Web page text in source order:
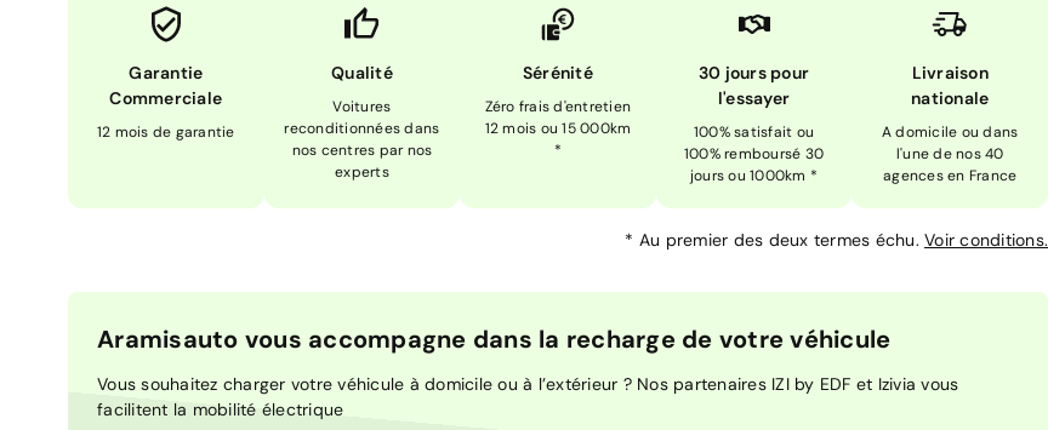
Garantie
Commerciale
12 mois de garantie
Qualité
Voitures
reconditionnées dans
nos centres par nos
experts
Sérénité
Zéro frais d'entretien
12 mois ou 15 000km
*
30 jours pour
l'essayer
100% satisfait ou
100% remboursé 30
jours ou 1000km *
Livraison
nationale
A domicile ou dans
l'une de nos 40
agences en France
* Au premier des deux termes échu. Voir conditions.
Aramisauto vous accompagne dans la recharge de votre véhicule
Vous souhaitez charger votre véhicule à domicile ou à l’extérieur ? Nos partenaires IZI by EDF et Izivia vous
facilitent la mobilité électrique